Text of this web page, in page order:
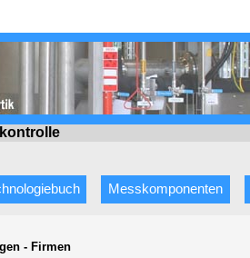
Messkomponenten
- Firmen